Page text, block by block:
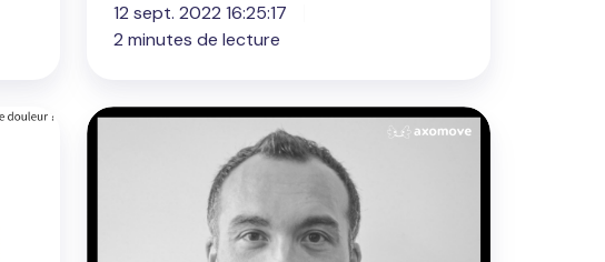
12 sept. 2022 16:25:17
2 minutes de lecture
Portrait